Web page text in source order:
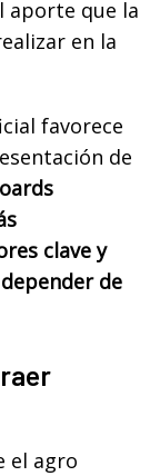
aporte que la
en la
favorece
de
clave y
de
el agro